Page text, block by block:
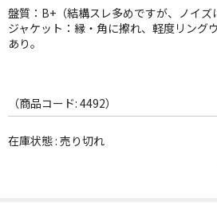
ROCK
WORLD
その他
盤質：B+（結構スレ多めですが、ノイズ
ジャケット：縁・角に擦れ、軽度リング
あり。
（商品コード: 4492）
在庫状態 : 売り切れ